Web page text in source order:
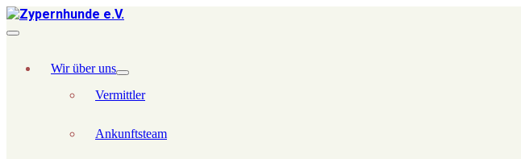
Wir über uns
Vermittler
Ankunftsteam